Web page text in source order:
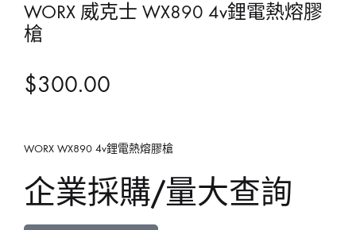
WORX 威克士 WX890 4v鋰電熱熔膠
槍
$300.00
WORX WX890 4v鋰電熱熔膠槍
企業採購/量大查詢